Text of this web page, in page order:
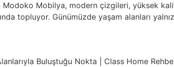
Mobilya, modern çizgileri, yüksek
topluyor. Günümüzde yaşam alanları
Buluştuğu Nokta | Class Home